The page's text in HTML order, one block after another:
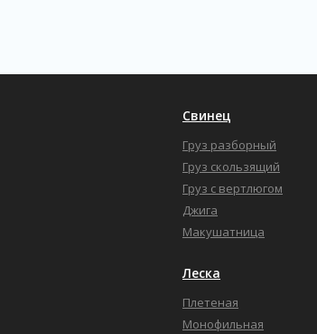
Свинец
Груз разборный
Груз скользящий
Груз с вертлюгом
Джига
Макушатница
Леска
Плетеная
Монофильная